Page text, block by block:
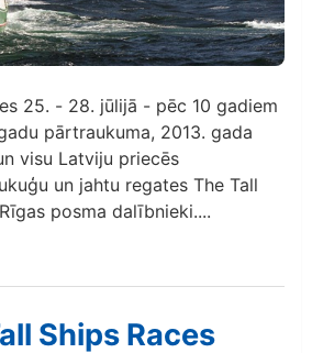
25. - 28. jūlijā - pēc 10 gadiem
pārtraukuma, 2013. gada
visu Latviju priecēs
un jahtu regates The Tall
posma dalībnieki....
Ships Races